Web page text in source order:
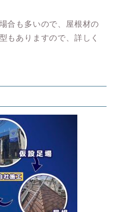
合も多いので、屋根材の
もありますので、詳しく